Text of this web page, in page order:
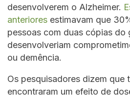
desenvolverem o Alzheimer.
anteriores estimavam que
pessoas com duas cópias do
desenvolveriam
ou demência.
Os pesquisadores dizem que
encontraram um efeito de